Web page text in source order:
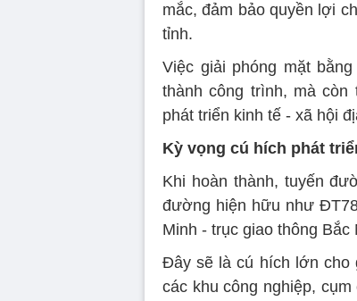
mắc, đảm bảo quyền lợi
tỉnh.
Việc giải phóng mặt
thành công trình, mà
phát triển kinh tế - xã hội
Kỳ vọng cú hích phát
Khi hoàn thành, tuyến
đường hiện hữu như
Minh - trục giao thông
Đây sẽ là cú hích lớn cho
các khu công nghiệp,